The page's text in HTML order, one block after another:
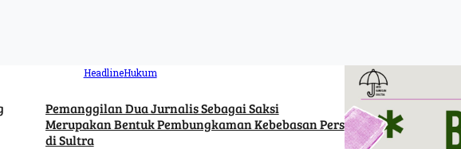
HeadlineHukum
Pemanggilan Dua Jurnalis Sebagai Saksi
Merupakan Bentuk Pembungkaman Kebebasan Pers
di Sultra